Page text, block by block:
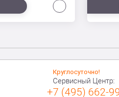
Круглосуточно!
Сервисный Центр:
+7 (495) 662-